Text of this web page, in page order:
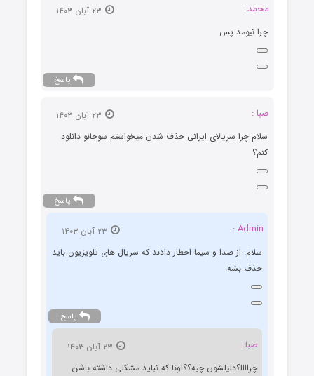
محمد :
چرا نیومد پس
پاسخ
صبا :
سلام چرا سریالای ایرانی حذف شدن میخواستم سوجانو دانلود
کنم؟
پاسخ
Admin :
سلام. از صدا و سیما اخطار دادند که سریال های تلویزیون باید
حذف بشه.
پاسخ
صبا :
۲۳ آبان ۱۴۰۳
چراااا؟دلیلشون چیه؟؟اونا که نباید مشکلی داشته باشن